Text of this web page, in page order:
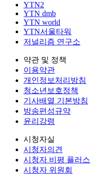
YTN2
YTN dmb
YTN world
YTN서울타워
저널리즘 연구소
약관 및 정책
이용약관
개인정보처리방침
청소년보호정책
기사배열 기본방침
방송편성규약
윤리강령
시청자실
시청자의견
시청자 비평 플러스
시청자 위원회